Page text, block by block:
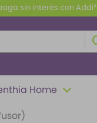
sin interés con Addi*
Home